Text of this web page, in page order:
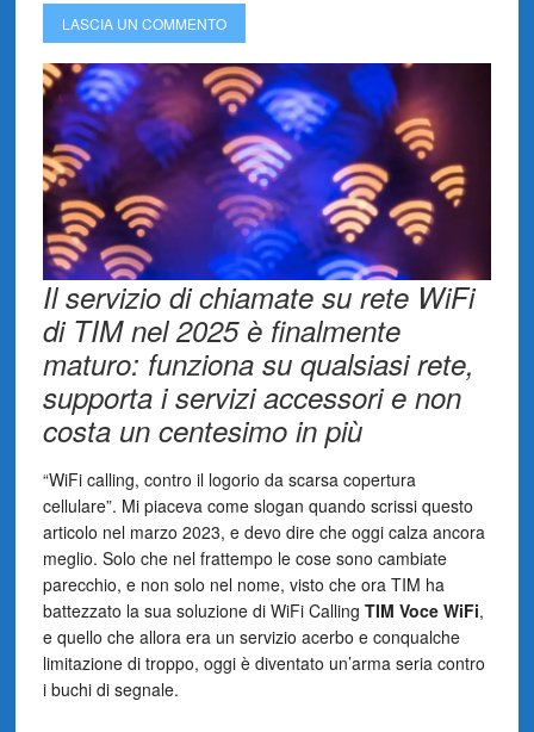
LASCIA UN COMMENTO
Il servizio di chiamate su rete WiFi
di TIM nel 2025 è finalmente
maturo: funziona su qualsiasi rete,
supporta i servizi accessori e non
costa un centesimo in più
“WiFi calling, contro il logorio da scarsa copertura
cellulare”. Mi piaceva come slogan quando scrissi questo
articolo nel marzo 2023, e devo dire che oggi calza ancora
meglio. Solo che nel frattempo le cose sono cambiate
parecchio, e non solo nel nome, visto che ora TIM ha
battezzato la sua soluzione di WiFi Calling TIM Voce WiFi,
e quello che allora era un servizio acerbo e conqualche
limitazione di troppo, oggi è diventato un’arma seria contro
i buchi di segnale.